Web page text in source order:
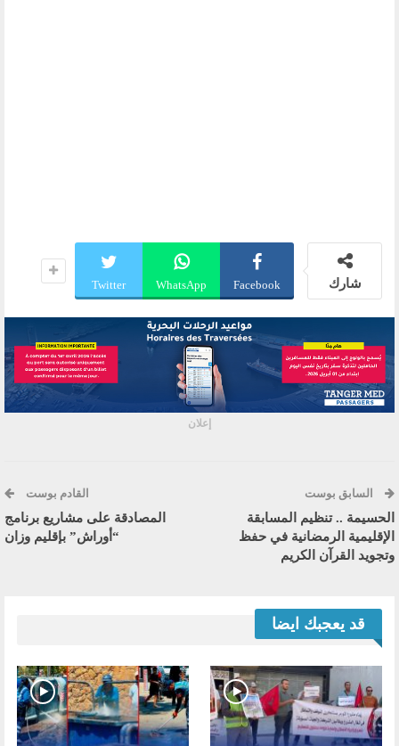
شارك Facebook
WhatsApp
Twitter
إعلان
السابق بوست
الحسيمة .. تنظيم المسابقة
الإقليمية الرمضانية في حفظ
وتجويد القرآن الكريم
القادم بوست
المصادقة على مشاريع برنامج
“أوراش” بإقليم وزان
قد يعجبك ايضا